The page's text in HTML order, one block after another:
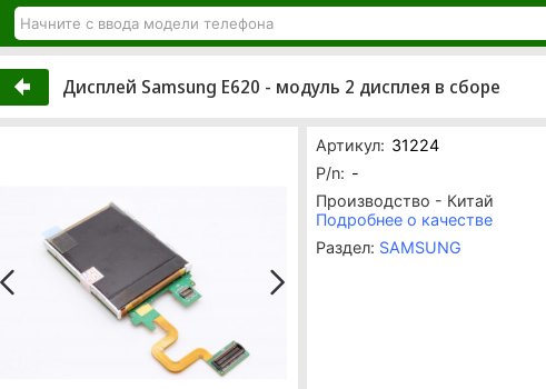
Дисплей Samsung E620 - модуль 2 дисплея в сборе
Артикул: 31224
P/n: -
Производство - Китай
Подробнее о качестве
Раздел: SAMSUNG